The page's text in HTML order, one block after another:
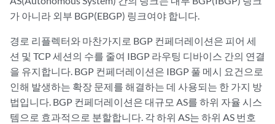
가 아니라 외부 BGP(EBGP) 링크여야 합니다.
경로 리플렉터와 마찬가지로 BGP 컨페더레이션은 피어 세
션 및 TCP 세션의 수를 줄여 IBGP 라우팅 디바이스 간의 연결
을 유지합니다. BGP 컨페더레이션은 IBGP 풀 메시 요건으로
인해 발생하는 확장 문제를 해결하는 데 사용되는 한 가지 방
법입니다. BGP 컨페더레이션은 대규모 AS를 하위 자율 시스
템으로 효과적으로 분할합니다. 각 하위 AS는 하위 AS 번호